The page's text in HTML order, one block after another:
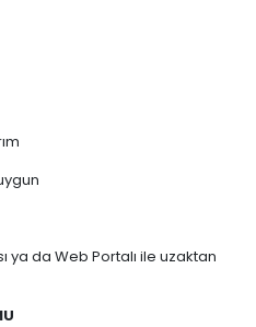
ya da Web Portalı ile uzaktan